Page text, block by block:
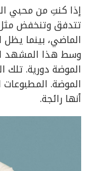
إذا كنتِ من محبي
تتدفق وتنخفض
الماضي، بينما يظل
وسط هذا المشهد
الموضة دورية. تلك
الموضة. المطبوعات
أنها رائجة.